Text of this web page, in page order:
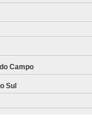
Campo
Sul